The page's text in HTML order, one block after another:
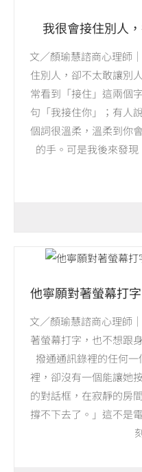
我很會接住別人
文／顏瑜慧諮商心理師
住別人，卻不太敢讓別
常看到「接住」這兩個
句「我接住你」；有人
個詞很溫柔，溫柔到你
的手。可是我後來發
他寧願對著螢幕打
文／顏瑜慧諮商心理師
著螢幕打字，也不想跟
撥通通訊錄裡的任何
裡，卻沒有一個能讓她
的對話框，在寂靜的房
撐不下去了。」這不是